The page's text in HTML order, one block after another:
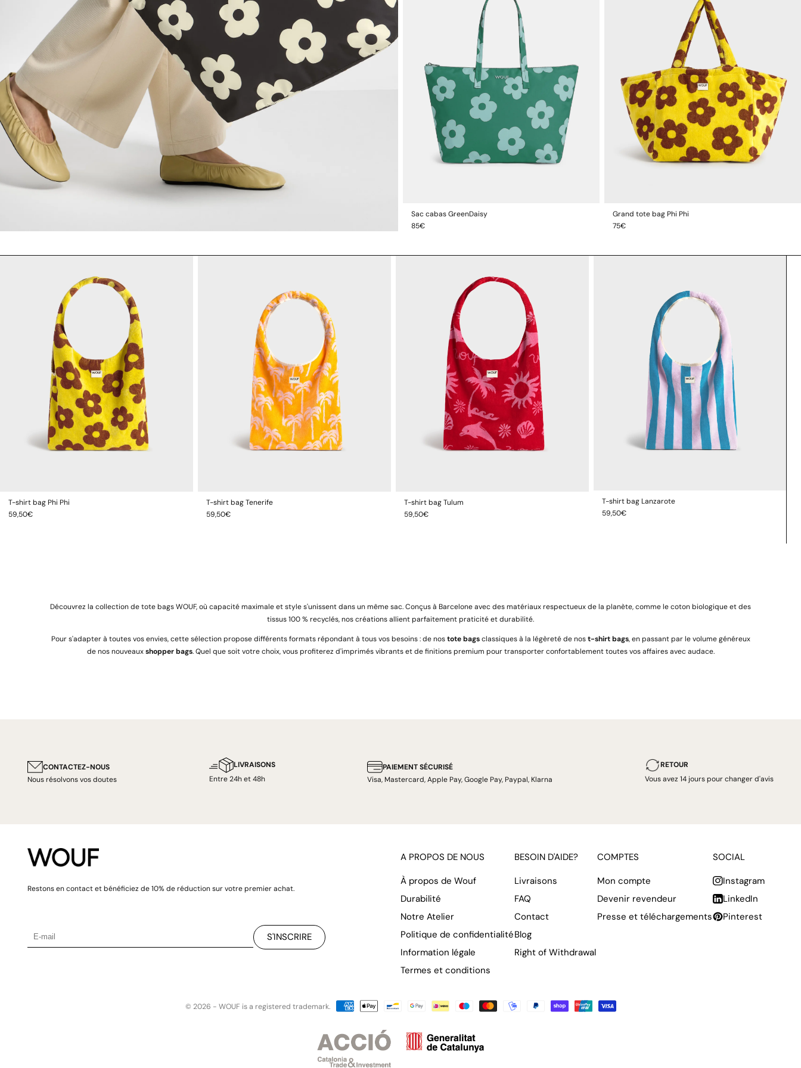
AJOUTER AU PANIER
Sac cabas GreenDaisy
Prix
85€
AJOUTER AU PANIER
Grand tote bag Phi Phi
Prix
75€
AJOUTER AU PANIER
T-shirt bag Phi Phi
Prix
59,50€
AJOUTER AU PANIER
T-shirt bag Tenerife
Prix
59,50€
AJOUTER AU PANIER
T-shirt bag Tulum
Prix
59,50€
AJOUTER AU PANIER
T-shirt bag Lanzarote
Prix
59,50€
Découvrez la collection de tote bags WOUF, où capacité maximale et style s'unissent dans un même sac. Conçus à Barcelone avec des matériaux respectueux de la planète, comme le coton biologique et des
tissus 100 % recyclés, nos créations allient parfaitement praticité et durabilité.
Pour s'adapter à toutes vos envies, cette sélection propose différents formats répondant à tous vos besoins : de nostote bagsclassiques à la légèreté de nost-shirt bags, en passant par le volume généreux
de nos nouveauxshopper bags. Quel que soit votre choix, vous profiterez d'imprimés vibrants et de finitions premium pour transporter confortablement toutes vos affaires avec audace.
CONTACTEZ-NOUS
Nous résolvons vos doutes
LIVRAISONS
Entre 24h et 48h
PAIEMENT SÉCURISÉ
Visa, Mastercard, Apple Pay, Google Pay, Paypal, Klarna
RETOUR
Vous avez 14 jours pour changer d'avis
Restons en contact et bénéficiez de 10% de réduction sur votre premier achat.
S'INSCRIRE
A PROPOS DE NOUS
À propos de Wouf
Durabilité
Notre Atelier
Politique de confidentialité
Information légale
Termes et conditions
BESOIN D'AIDE?
Livraisons
FAQ
Contact
Blog
Right of Withdrawal
COMPTES
Mon compte
Devenir revendeur
Presse et téléchargements
SOCIAL
Instagram
LinkedIn
Pinterest
© 2026 - WOUF is a registered trademark.